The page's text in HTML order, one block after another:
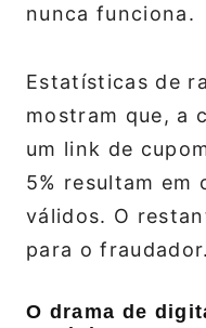
nunca funciona.
Estatísticas de
mostram que, a
um link de
5% resultam em
válidos. O
para o fraudador.
O drama de